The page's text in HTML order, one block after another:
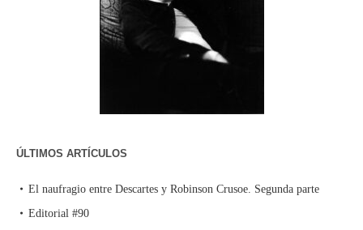
ÚLTIMOS ARTÍCULOS
El naufragio entre Descartes y Robinson Crusoe. Segunda parte
Editorial #90